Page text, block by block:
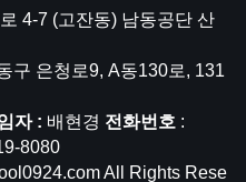
4-7 (고잔동) 남동공단 산
구 은청로9, A동130로, 131
자 : 배현경 전화번호 :
8080
All Rights Rese